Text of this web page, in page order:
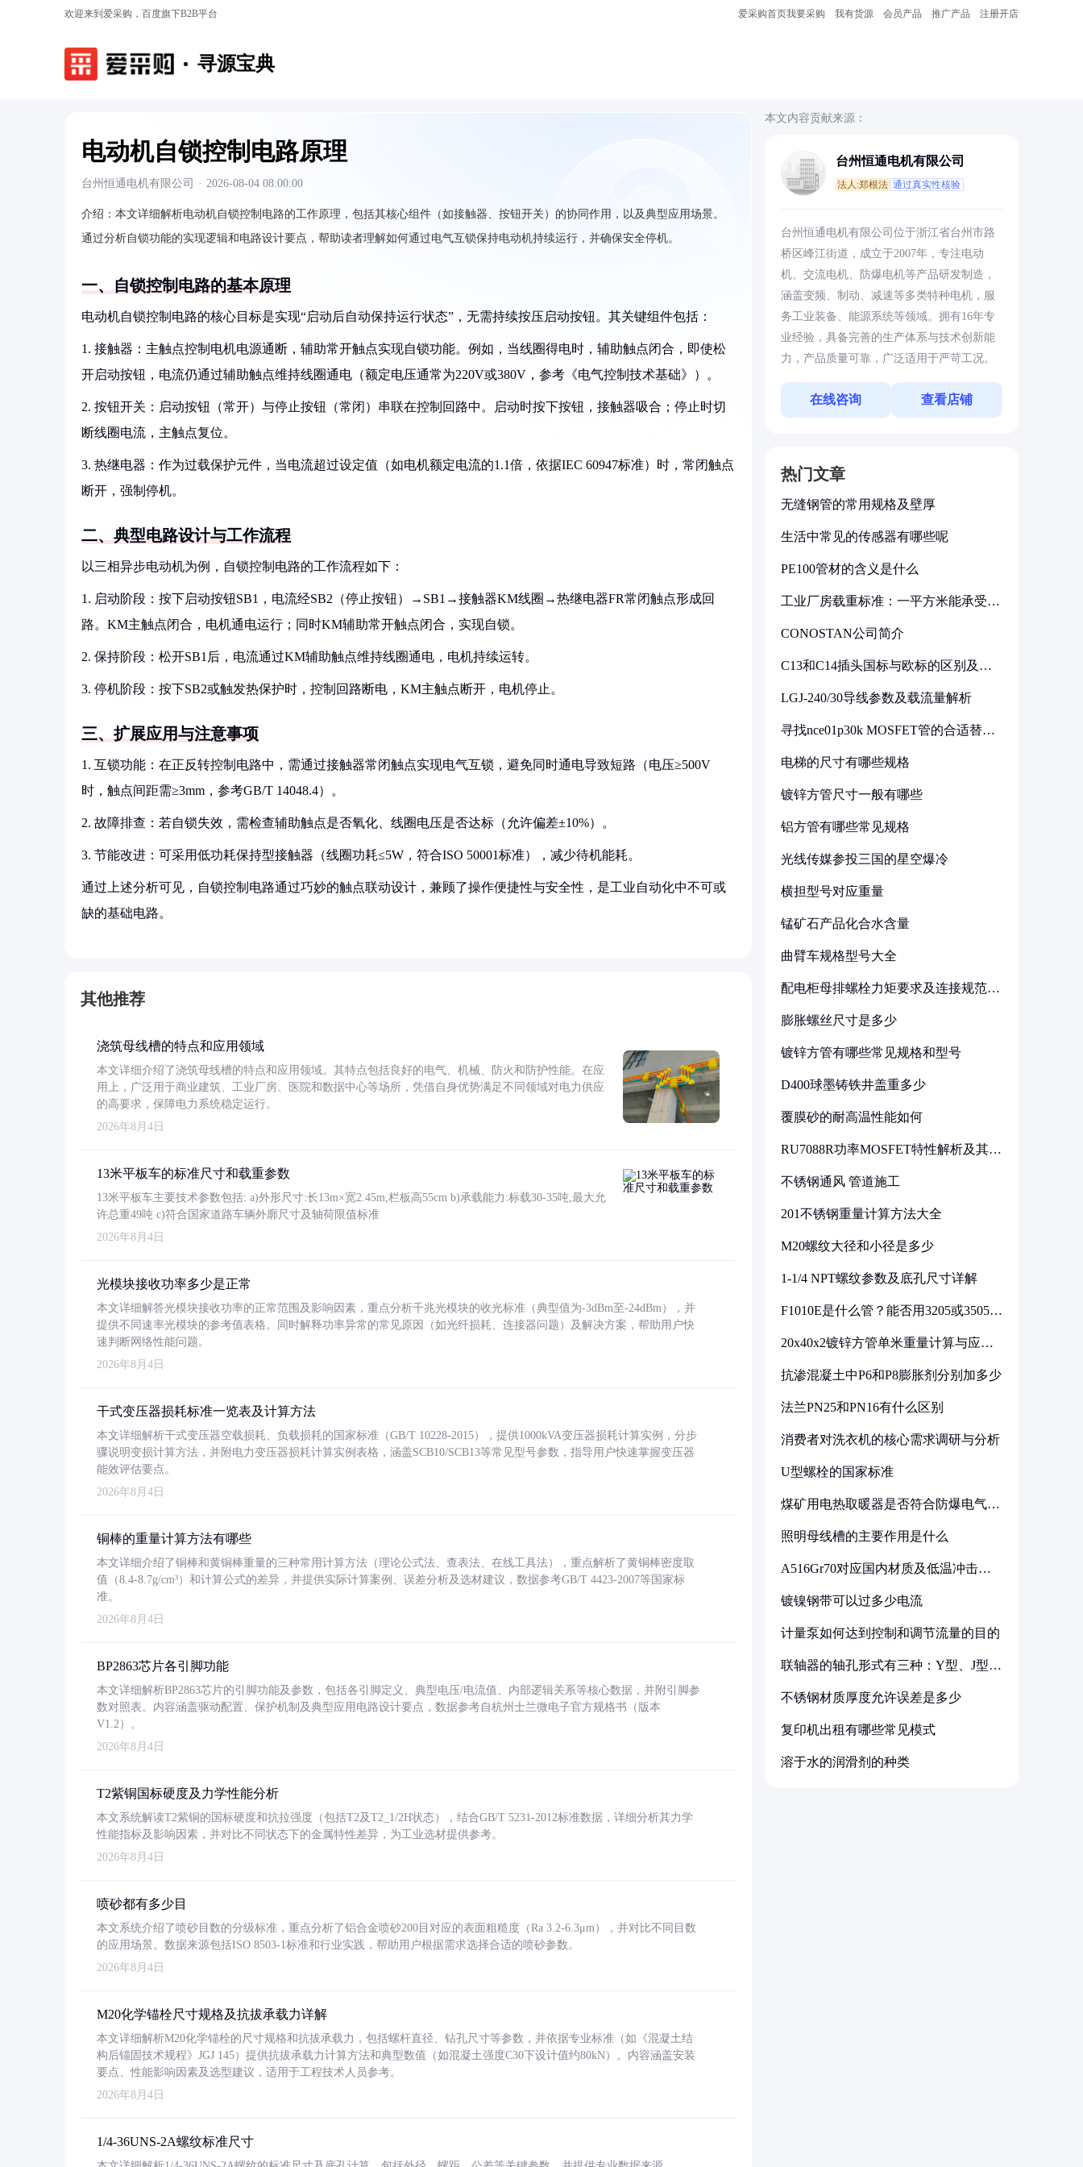
欢迎来到爱采购，百度旗下B2B平台 爱采购首页我要采购 我有货源 会员产品 推广产品 注册开店
寻源宝典
电动机自锁控制电路原理
台州恒通电机有限公司 · 2026-08-04 08:00:00
介绍： 本文详细解析电动机自锁控制电路的工作原理，包括其核心组件（如接触器、按钮开关）的协同作用，以及典型应用场景。
通过分析自锁功能的实现逻辑和电路设计要点，帮助读者理解如何通过电气互锁保持电动机持续运行，并确保安全停机。
一、自锁控制电路的基本原理
电动机自锁控制电路的核心目标是实现“启动后自动保持运行状态”，无需持续按压启动按钮。其关键组件包括：
1. 接触器：主触点控制电机电源通断，辅助常开触点实现自锁功能。例如，当线圈得电时，辅助触点闭合，即使松
开启动按钮，电流仍通过辅助触点维持线圈通电（额定电压通常为220V或380V，参考《电气控制技术基础》）。
2. 按钮开关：启动按钮（常开）与停止按钮（常闭）串联在控制回路中。启动时按下按钮，接触器吸合；停止时切
断线圈电流，主触点复位。
3. 热继电器：作为过载保护元件，当电流超过设定值（如电机额定电流的1.1倍，依据IEC 60947标准）时，常闭触点
断开，强制停机。
二、典型电路设计与工作流程
以三相异步电动机为例，自锁控制电路的工作流程如下：
1. 启动阶段：按下启动按钮SB1，电流经SB2（停止按钮）→SB1→接触器KM线圈→热继电器FR常闭触点形成回
路。KM主触点闭合，电机通电运行；同时KM辅助常开触点闭合，实现自锁。
2. 保持阶段：松开SB1后，电流通过KM辅助触点维持线圈通电，电机持续运转。
3. 停机阶段：按下SB2或触发热保护时，控制回路断电，KM主触点断开，电机停止。
三、扩展应用与注意事项
1. 互锁功能：在正反转控制电路中，需通过接触器常闭触点实现电气互锁，避免同时通电导致短路（电压≥500V
时，触点间距需≥3mm，参考GB/T 14048.4）。
2. 故障排查：若自锁失效，需检查辅助触点是否氧化、线圈电压是否达标（允许偏差±10%）。
3. 节能改进：可采用低功耗保持型接触器（线圈功耗≤5W，符合ISO 50001标准），减少待机能耗。
通过上述分析可见，自锁控制电路通过巧妙的触点联动设计，兼顾了操作便捷性与安全性，是工业自动化中不可或
缺的基础电路。
其他推荐
浇筑母线槽的特点和应用领域
本文详细介绍了浇筑母线槽的特点和应用领域。其特点包括良好的电气、机械、防火和防护性能。在应
用上，广泛用于商业建筑、工业厂房、医院和数据中心等场所，凭借自身优势满足不同领域对电力供应
的高要求，保障电力系统稳定运行。
2026年8月4日
13米平板车的标准尺寸和载重参数
13米平板车主要技术参数包括: a)外形尺寸:长13m×宽2.45m,栏板高55cm b)承载能力:标载30-35吨,最大允
许总重49吨 c)符合国家道路车辆外廓尺寸及轴荷限值标准
2026年8月4日
光模块接收功率多少是正常
本文详细解答光模块接收功率的正常范围及影响因素，重点分析千兆光模块的收光标准（典型值为-3dBm至-24dBm），并
提供不同速率光模块的参考值表格。同时解释功率异常的常见原因（如光纤损耗、连接器问题）及解决方案，帮助用户快
速判断网络性能问题。
2026年8月4日
干式变压器损耗标准一览表及计算方法
本文详细解析干式变压器空载损耗、负载损耗的国家标准（GB/T 10228-2015），提供1000kVA变压器损耗计算实例，分步
骤说明变损计算方法，并附电力变压器损耗计算实例表格，涵盖SCB10/SCB13等常见型号参数，指导用户快速掌握变压器
能效评估要点。
2026年8月4日
铜棒的重量计算方法有哪些
本文详细介绍了铜棒和黄铜棒重量的三种常用计算方法（理论公式法、查表法、在线工具法），重点解析了黄铜棒密度取
值（8.4-8.7g/cm³）和计算公式的差异，并提供实际计算案例、误差分析及选材建议，数据参考GB/T 4423-2007等国家标
准。
2026年8月4日
BP2863芯片各引脚功能
本文详细解析BP2863芯片的引脚功能及参数，包括各引脚定义、典型电压/电流值、内部逻辑关系等核心数据，并附引脚参
数对照表。内容涵盖驱动配置、保护机制及典型应用电路设计要点，数据参考自杭州士兰微电子官方规格书（版本
V1.2）。
2026年8月4日
T2紫铜国标硬度及力学性能分析
本文系统解读T2紫铜的国标硬度和抗拉强度（包括T2及T2_1/2H状态），结合GB/T 5231-2012标准数据，详细分析其力学
性能指标及影响因素，并对比不同状态下的金属特性差异，为工业选材提供参考。
2026年8月4日
喷砂都有多少目
本文系统介绍了喷砂目数的分级标准，重点分析了铝合金喷砂200目对应的表面粗糙度（Ra 3.2-6.3μm），并对比不同目数
的应用场景。数据来源包括ISO 8503-1标准和行业实践，帮助用户根据需求选择合适的喷砂参数。
2026年8月4日
M20化学锚栓尺寸规格及抗拔承载力详解
本文详细解析M20化学锚栓的尺寸规格和抗拔承载力，包括螺杆直径、钻孔尺寸等参数，并依据专业标准（如《混凝土结
构后锚固技术规程》JGJ 145）提供抗拔承载力计算方法和典型数值（如混凝土强度C30下设计值约80kN）。内容涵盖安装
要点、性能影响因素及选型建议，适用于工程技术人员参考。
2026年8月4日
1/4-36UNS-2A螺纹标准尺寸
本文内容贡献来源：
台州恒通电机有限公司
法人:郑根法 通过真实性核验
台州恒通电机有限公司位于浙江省台州市路
桥区峰江街道，成立于2007年，专注电动
机、交流电机、防爆电机等产品研发制造，
涵盖变频、制动、减速等多类特种电机，服
务工业装备、能源系统等领域。拥有16年专
业经验，具备完善的生产体系与技术创新能
力，产品质量可靠，广泛适用于严苛工况。
在线咨询 查看店铺
热门文章
无缝钢管的常用规格及壁厚
生活中常见的传感器有哪些呢
PE100管材的含义是什么
工业厂房载重标准：一平方米能承受多
CONOSTAN公司简介
C13和C14插头国标与欧标的区别及其
LGJ-240/30导线参数及载流量解析
寻找nce01p30k MOSFET管的合适替代
电梯的尺寸有哪些规格
镀锌方管尺寸一般有哪些
铝方管有哪些常见规格
光线传媒参投三国的星空爆冷
横担型号对应重量
锰矿石产品化合水含量
曲臂车规格型号大全
配电柜母排螺栓力矩要求及连接规范详
膨胀螺丝尺寸是多少
镀锌方管有哪些常见规格和型号
D400球墨铸铁井盖重多少
覆膜砂的耐高温性能如何
RU7088R功率MOSFET特性解析及其在
不锈钢通风 管道施工
201不锈钢重量计算方法大全
M20螺纹大径和小径是多少
1-1/4 NPT螺纹参数及底孔尺寸详解
F1010E是什么管？能否用3205或3505代
20x40x2镀锌方管单米重量计算与应用
抗渗混凝土中P6和P8膨胀剂分别加多少
法兰PN25和PN16有什么区别
消费者对洗衣机的核心需求调研与分析
U型螺栓的国家标准
煤矿用电热取暖器是否符合防爆电气设
照明母线槽的主要作用是什么
A516Gr70对应国内材质及低温冲击要
镀镍钢带可以过多少电流
计量泵如何达到控制和调节流量的目的
联轴器的轴孔形式有三种：Y型、J型、
不锈钢材质厚度允许误差是多少
复印机出租有哪些常见模式
溶于水的润滑剂的种类